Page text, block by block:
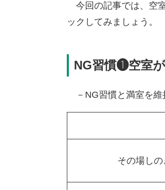
今回の記事では、空
ックしてみましょう。
NG習慣❶空室
－NG習慣と満室を維
その場し